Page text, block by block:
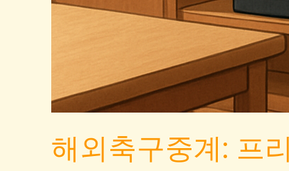
해외축구중계: 프